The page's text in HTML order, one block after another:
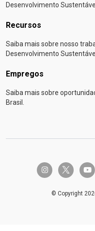
Desenvolvimento
Recursos
Saiba mais sobre nosso
Desenvolvimento
Empregos
Saiba mais sobre
Brasil.
instagramtwitter-x
© Copyright